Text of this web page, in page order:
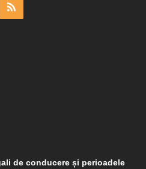
de conducere și perioadele